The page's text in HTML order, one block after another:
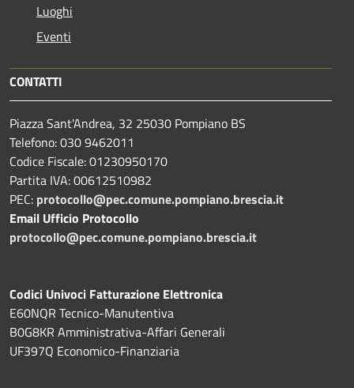
Luoghi
Eventi
CONTATTI
Piazza Sant'Andrea, 32 25030 Pompiano BS
Telefono: 030 9462011
Codice Fiscale: 01230950170
Partita IVA: 00612510982
PEC: protocollo@pec.comune.pompiano.brescia.it
Email Ufficio Protocollo
protocollo@pec.comune.pompiano.brescia.it
Codici Univoci Fatturazione Elettronica
E60NQR Tecnico-Manutentiva
B0G8KR Amministrativa-Affari Generali
UF397Q Economico-Finanziaria